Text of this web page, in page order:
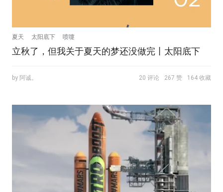
夏天 太阳底下 喷嚏
立秋了，但我关于夏天的梦还没做完丨太阳底下
by 阿诚。 20 评论 267 赞 164 收藏